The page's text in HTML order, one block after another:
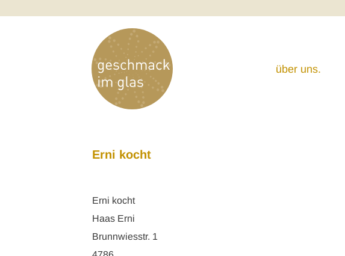
über uns.
Erni kocht
Erni kocht
Haas Erni
Brunnwiesstr. 1